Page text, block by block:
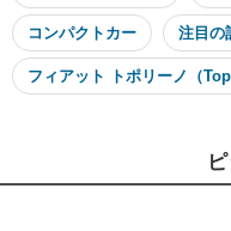
コンパクトカー 注目の
フィアット トポリーノ（